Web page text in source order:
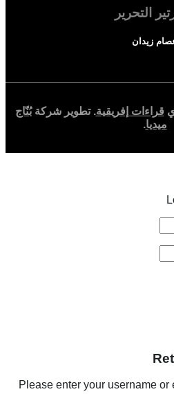
التحرير
زيدان
قراءات إفريقية. تطوير شركةبُنّاج
ميديا.
Please enter your username